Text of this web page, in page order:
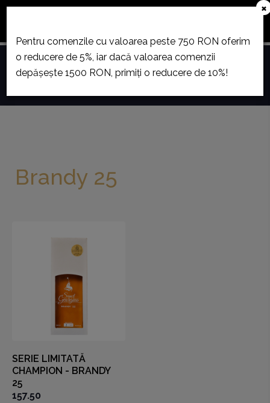
Toggle
Brandy 25
SERIE LIMITATĂ
CHAMPION - BRANDY
25
157.50
×
Pentru comenzile cu valoarea peste 750 RON oferim
o reducere de 5%, iar dacă valoarea comenzii
depășește 1500 RON, primiți o reducere de 10%!